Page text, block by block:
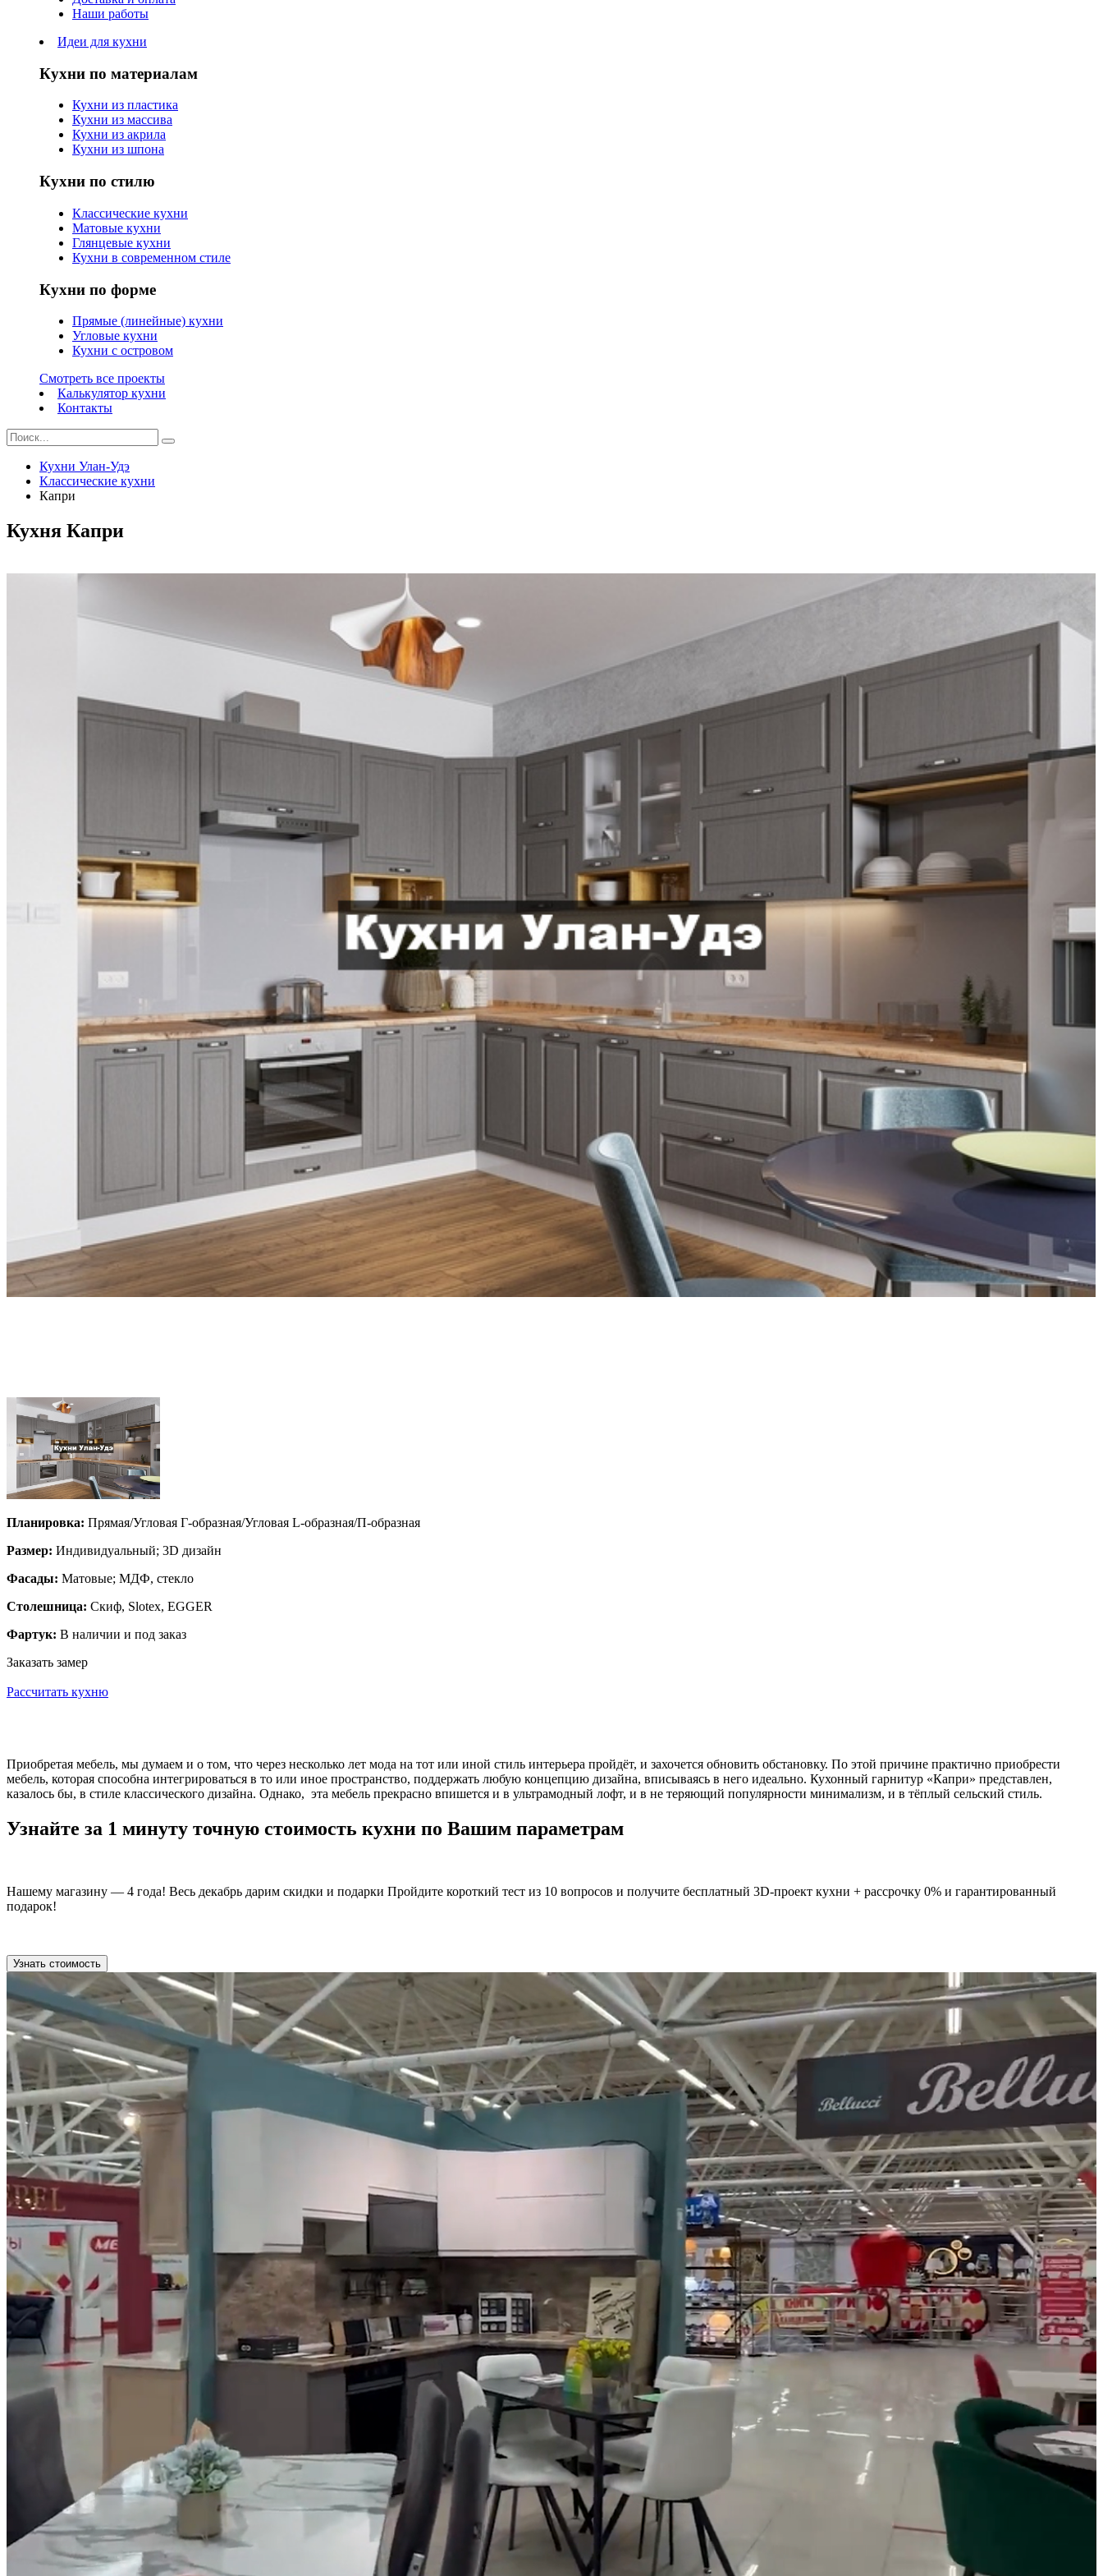
Наши работы
Идеи для кухни
Кухни по материалам
Кухни из пластика
Кухни из массива
Кухни из акрила
Кухни из шпона
Кухни по стилю
Классические кухни
Матовые кухни
Глянцевые кухни
Кухни в современном стиле
Кухни по форме
Прямые (линейные) кухни
Угловые кухни
Кухни с островом
Смотреть все проекты
Калькулятор кухни
Контакты
Кухни Улан-Удэ
Классические кухни
Капри
Кухня Капри
Планировка: Прямая/Угловая Г-образная/Угловая L-образная/П-образная
Размер: Индивидуальный; 3D дизайн
Фасады: Матовые; МДФ, стекло
Столешница: Скиф, Slotex, EGGER
Фартук: В наличии и под заказ
Заказать замер
Рассчитать кухню
Приобретая мебель, мы думаем и о том, что через несколько лет мода на тот или иной стиль интерьера пройдёт, и захочется обновить обстановку. По этой причине практично приобрести
мебель, которая способна интегрироваться в то или иное пространство, поддержать любую концепцию дизайна, вписываясь в него идеально. Кухонный гарнитур «Капри» представлен,
казалось бы, в стиле классического дизайна. Однако, эта мебель прекрасно впишется и в ультрамодный лофт, и в не теряющий популярности минимализм, и в тёплый сельский стиль.
Узнайте за 1 минуту точную стоимость кухни по Вашим параметрам
Нашему магазину — 4 года! Весь декабрь дарим скидки и подарки Пройдите короткий тест из 10 вопросов и получите бесплатный 3D-проект кухни + рассрочку 0% и гарантированный
подарок!
Узнать стоимость